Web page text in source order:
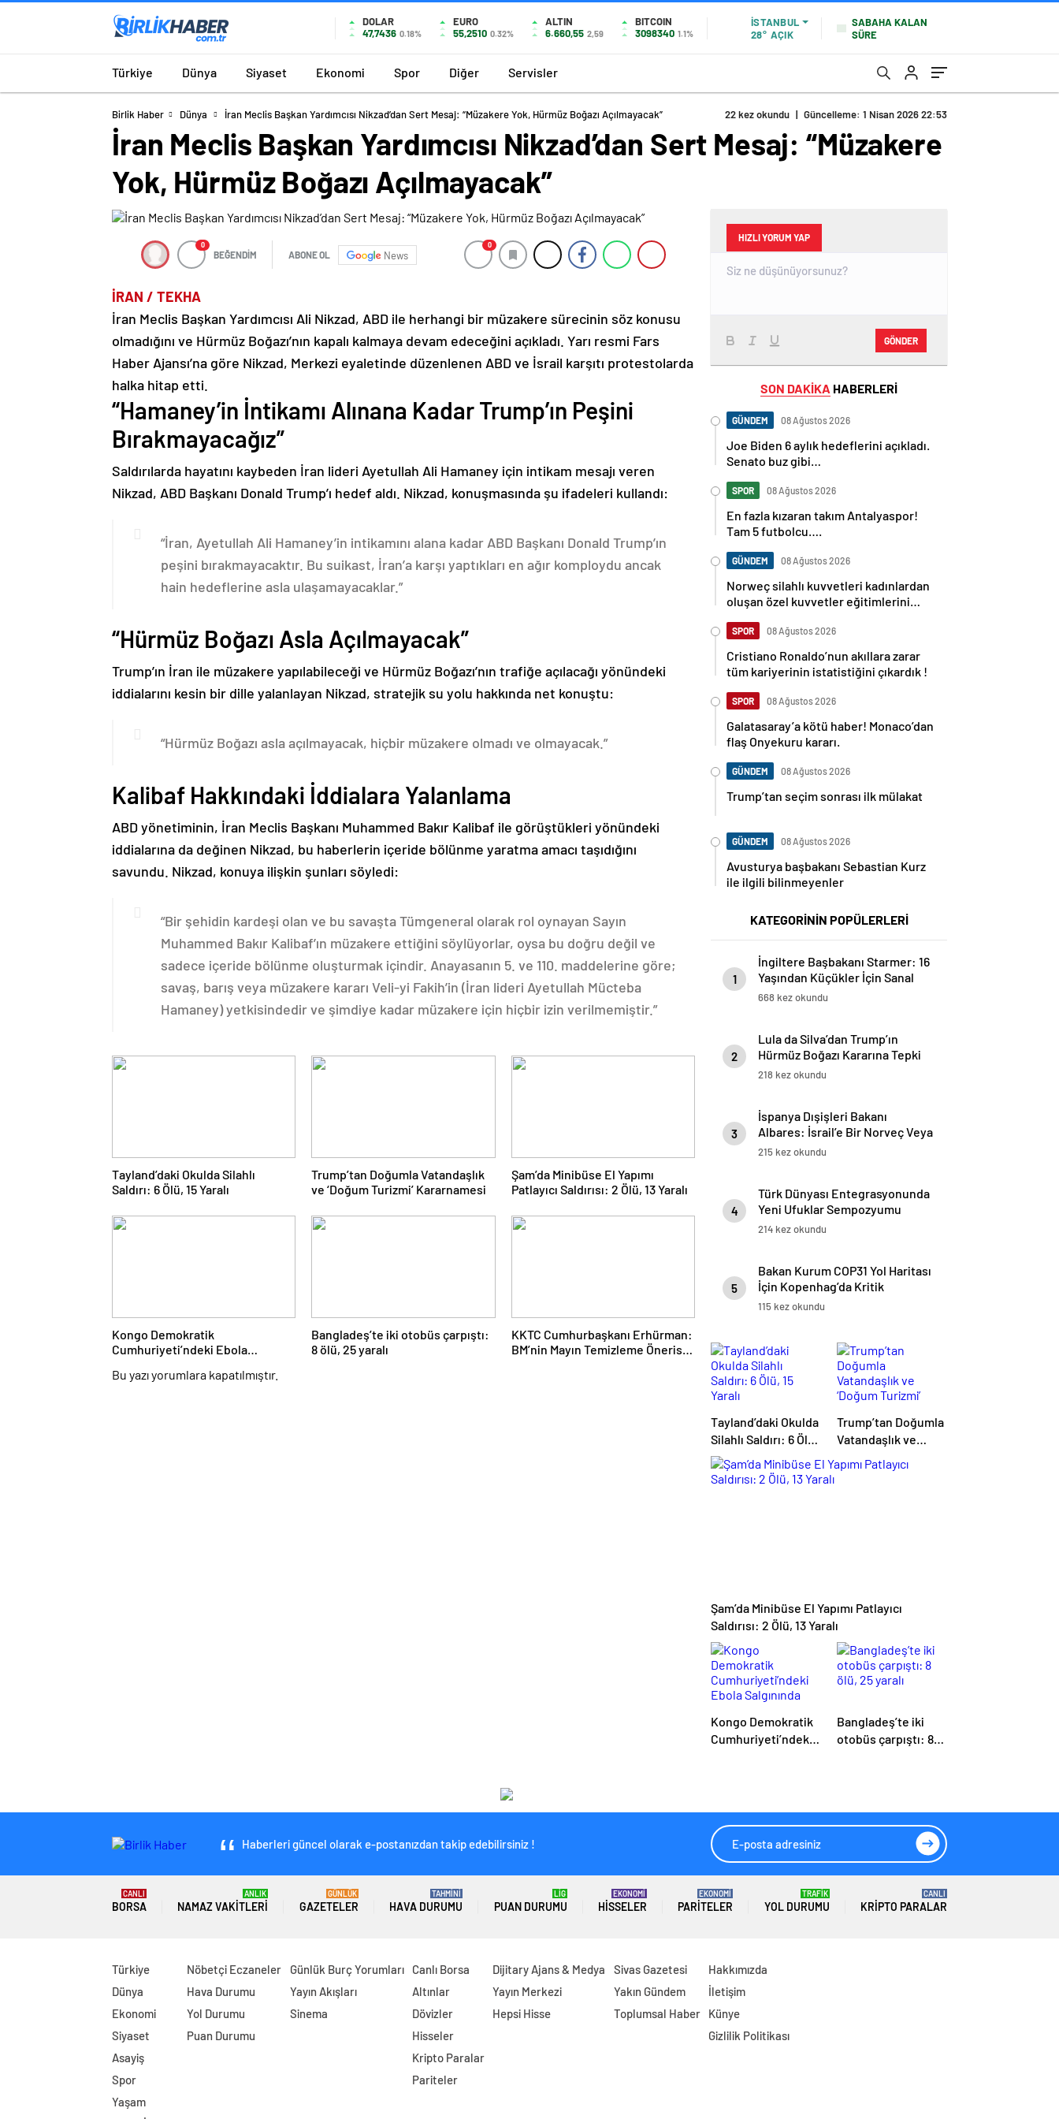
DOLAR
47,7436 0.18%
EURO
55,2510 0.32%
ALTIN
6.660,55 2,59
BITCOIN
3098340 1.1%
İSTANBUL
28° AÇIK
SABAHA KALAN
SÜRE
Türkiye Dünya Siyaset Ekonomi Spor Diğer Servisler
Birlik Haber Dünya İran Meclis Başkan Yardımcısı Nikzad’dan Sert Mesaj: “Müzakere Yok, Hürmüz Boğazı Açılmayacak” 22 kez okundu | Güncelleme: 1 Nisan 2026 22:53
İran Meclis Başkan Yardımcısı Nikzad’dan Sert Mesaj: “Müzakere
Yok, Hürmüz Boğazı Açılmayacak”
0
BEĞENDİM ABONE OL News
0
İRAN / TEKHA
İran Meclis Başkan Yardımcısı Ali Nikzad, ABD ile herhangi bir müzakere sürecinin söz konusu
olmadığını ve Hürmüz Boğazı’nın kapalı kalmaya devam edeceğini açıkladı. Yarı resmi Fars
Haber Ajansı’na göre Nikzad, Merkezi eyaletinde düzenlenen ABD ve İsrail karşıtı protestolarda
halka hitap etti.
“Hamaney’in İntikamı Alınana Kadar Trump’ın Peşini
Bırakmayacağız”
Saldırılarda hayatını kaybeden İran lideri Ayetullah Ali Hamaney için intikam mesajı veren
Nikzad, ABD Başkanı Donald Trump’ı hedef aldı. Nikzad, konuşmasında şu ifadeleri kullandı:
“İran, Ayetullah Ali Hamaney’in intikamını alana kadar ABD Başkanı Donald Trump’ın
peşini bırakmayacaktır. Bu suikast, İran’a karşı yaptıkları en ağır komploydu ancak
hain hedeflerine asla ulaşamayacaklar.”
“Hürmüz Boğazı Asla Açılmayacak”
Trump’ın İran ile müzakere yapılabileceği ve Hürmüz Boğazı’nın trafiğe açılacağı yönündeki
iddialarını kesin bir dille yalanlayan Nikzad, stratejik su yolu hakkında net konuştu:
“Hürmüz Boğazı asla açılmayacak, hiçbir müzakere olmadı ve olmayacak.”
Kalibaf Hakkındaki İddialara Yalanlama
ABD yönetiminin, İran Meclis Başkanı Muhammed Bakır Kalibaf ile görüştükleri yönündeki
iddialarına da değinen Nikzad, bu haberlerin içeride bölünme yaratma amacı taşıdığını
savundu. Nikzad, konuya ilişkin şunları söyledi:
“Bir şehidin kardeşi olan ve bu savaşta Tümgeneral olarak rol oynayan Sayın
Muhammed Bakır Kalibaf’ın müzakere ettiğini söylüyorlar, oysa bu doğru değil ve
sadece içeride bölünme oluşturmak içindir. Anayasanın 5. ve 110. maddelerine göre;
savaş, barış veya müzakere kararı Veli-yi Fakih’in (İran lideri Ayetullah Mücteba
Hamaney) yetkisindedir ve şimdiye kadar müzakere için hiçbir izin verilmemiştir.”
Tayland’daki Okulda Silahlı
Saldırı: 6 Ölü, 15 Yaralı
Trump’tan Doğumla Vatandaşlık
ve ‘Doğum Turizmi’ Kararnamesi
Şam’da Minibüse El Yapımı
Patlayıcı Saldırısı: 2 Ölü, 13 Yaralı
Kongo Demokratik
Cumhuriyeti’ndeki Ebola
Bangladeş’te iki otobüs çarpıştı:
8 ölü, 25 yaralı
KKTC Cumhurbaşkanı Erhürman:
BM’nin Mayın Temizleme Önerisi
Bu yazı yorumlara kapatılmıştır.
HIZLI YORUM YAP
GÖNDER
SON DAKİKA HABERLERİ
GÜNDEM 08 Ağustos 2026
Joe Biden 6 aylık hedeflerini açıkladı.
Senato buz gibi…
SPOR 08 Ağustos 2026
En fazla kızaran takım Antalyaspor!
Tam 5 futbolcu….
GÜNDEM 08 Ağustos 2026
Norweç silahlı kuvvetleri kadınlardan
oluşan özel kuvvetler eğitimlerini
SPOR 08 Ağustos 2026
Cristiano Ronaldo’nun akıllara zarar
tüm kariyerinin istatistiğini çıkardık !
SPOR 08 Ağustos 2026
Galatasaray’a kötü haber! Monaco’dan
flaş Onyekuru kararı.
GÜNDEM 08 Ağustos 2026
Trump’tan seçim sonrası ilk mülakat
GÜNDEM 08 Ağustos 2026
Avusturya başbakanı Sebastian Kurz
ile ilgili bilinmeyenler
KATEGORİNİN POPÜLERLERİ
1
İngiltere Başbakanı Starmer: 16
Yaşından Küçükler İçin Sanal
Medya Yasaklanacak
668 kez okundu
2
Lula da Silva’dan Trump’ın
Hürmüz Boğazı Kararına Tepki
218 kez okundu
3
İspanya Dışişleri Bakanı
Albares: İsrail’e Bir Norveç Veya
İzlanda’ya Davrandığımız Gibi
215 kez okundu
4
Türk Dünyası Entegrasyonunda
Yeni Ufuklar Sempozyumu
Ankara’da Gerçekleştirildi
214 kez okundu
5
Bakan Kurum COP31 Yol Haritası
İçin Kopenhag’da Kritik
Temaslarda Bulundu
115 kez okundu
Tayland’daki Okulda
Silahlı Saldırı: 6 Ölü,
15 Yaralı
Trump’tan Doğumla
Vatandaşlık ve
‘Doğum Turizmi’
Kararnamesi
Şam’da Minibüse El Yapımı Patlayıcı
Saldırısı: 2 Ölü, 13 Yaralı
Kongo Demokratik
Cumhuriyeti’ndeki
Bangladeş’te iki
otobüs çarpıştı: 8
Haberleri güncel olarak e-postanızdan takip edebilirsiniz !
BORSA
CANLI
NAMAZ VAKITLERI
ANLIK
GAZETELER
GÜNLÜK
HAVA DURUMU
TAHMİNİ
PUAN DURUMU
LİG
HISSELER
EKONOMİ
PARITELER
EKONOMİ
YOL DURUMU
TRAFİK
KRIPTO PARALAR
CANLI
Türkiye
Dünya
Ekonomi
Siyaset
Asayiş
Spor
Yaşam
Nöbetçi Eczaneler
Hava Durumu
Yol Durumu
Puan Durumu
Günlük Burç Yorumları
Yayın Akışları
Sinema
Canlı Borsa
Altınlar
Dövizler
Hisseler
Kripto Paralar
Pariteler
Dijitary Ajans & Medya
Yayın Merkezi
Hepsi Hisse
Sivas Gazetesi
Yakın Gündem
Toplumsal Haber
Hakkımızda
İletişim
Künye
Gizlilik Politikası